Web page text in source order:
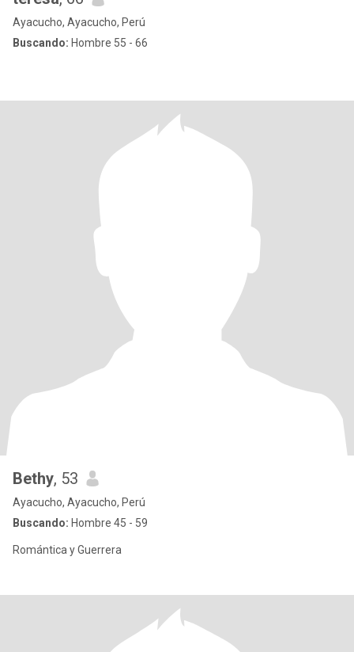
Ayacucho, Ayacucho, Perú
Buscando: Hombre 55 - 66
Bethy, 53
Ayacucho, Ayacucho, Perú
Buscando: Hombre 45 - 59
Romántica y Guerrera